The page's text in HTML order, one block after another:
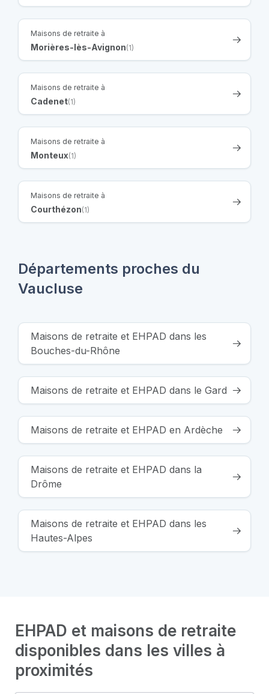
Maisons de retraite à
Morières-lès-Avignon(1)
Maisons de retraite à
Cadenet(1)
Maisons de retraite à
Monteux(1)
Maisons de retraite à
Courthézon(1)
Départements proches du
Vaucluse
Maisons de retraite et EHPAD dans les
Bouches-du-Rhône
Maisons de retraite et EHPAD dans le Gard
Maisons de retraite et EHPAD en Ardèche
Maisons de retraite et EHPAD dans la
Drôme
Maisons de retraite et EHPAD dans les
Hautes-Alpes
EHPAD et maisons de retraite
disponibles dans les villes à
proximités